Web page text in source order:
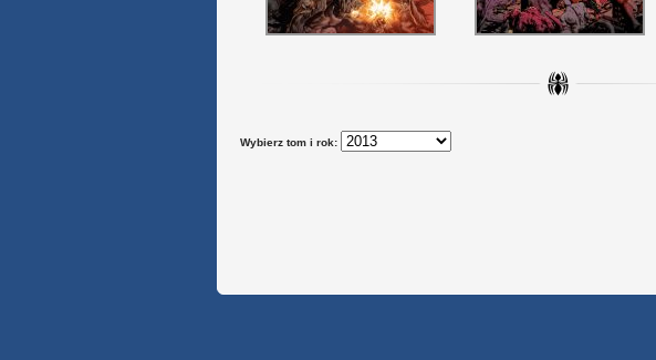
Wybierz tom i rok: